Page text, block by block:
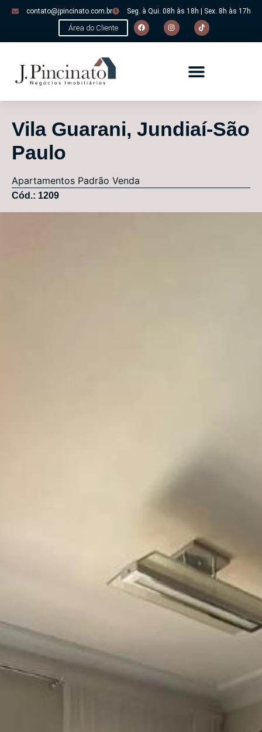
contato@jpincinato.com.br Seg. à Qui. 08h às 18h | Sex. 8h às 17h
Área do Cliente
Vila Guarani, Jundiaí-São
Paulo
Apartamentos Padrão Venda
Cód.: 1209